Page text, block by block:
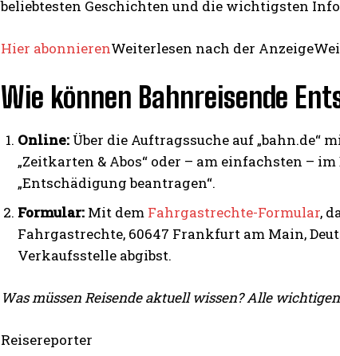
beliebtesten Geschichten und die wichtigsten
Hier abonnierenWeiterlesen nach der
Wie können Bahnreisende
Online: Über die Auftragssuche auf „bahn.de“
„Zeitkarten & Abos“ oder – am einfachsten –
„Entschädigung beantragen“.
Formular: Mit dem Fahrgastrechte-Formular,
Fahrgastrechte, 60647 Frankfurt am Main,
Verkaufsstelle abgibst.
Was müssen Reisende aktuell wissen? Alle
Reisereporter